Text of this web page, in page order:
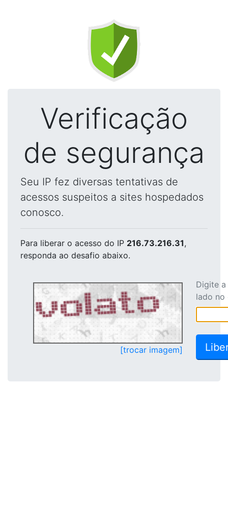
Verificação
de segurança
Seu IP fez diversas tentativas de
acessos suspeitos a sites hospedados
conosco.
Para liberar o acesso do IP 216.73.216.31,
responda ao desafio abaixo.
[trocar imagem]
Digite
lado no